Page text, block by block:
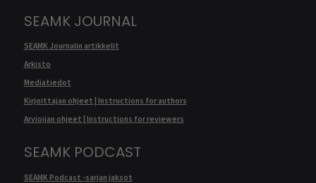
SEAMK JOURNAL
SEAMK Journalin artikkelit
Arkisto
Mediatiedot
Kirjoittajan ohjeet | Instructions for authors
Arvioijan ohjeet | Instructions for reviewers
SEAMK PODCAST
SEAMK Podcast -sarjan jaksot